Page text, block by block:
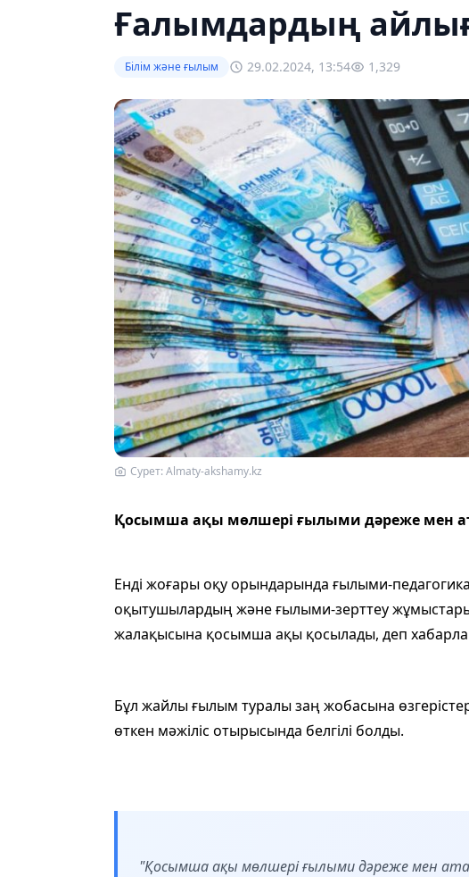
Ғалымдардың
Білім және ғылым 29.02.2024, 13:54 1,329
Сурет: Almaty-akshamy.kz
Қосымша ақы мөлшері ғылыми дәреже мен
Енді жоғары оқу орындарында ғылыми-
оқытушылардың және ғылыми-зерттеу
жалақысына қосымша ақы қосылады, деп
Бұл жайлы ғылым туралы заң жобасына
өткен мәжіліс отырысында белгілі болды.
"Қосымша ақы мөлшері ғылыми дәреже мен